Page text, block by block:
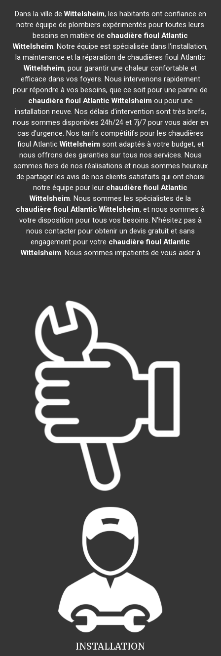
Dans la ville de Wittelsheim, les habitants ont confiance en
notre équipe de plombiers expérimentés pour toutes leurs
besoins en matière de chaudière fioul Atlantic
Wittelsheim. Notre équipe est spécialisée dans l'installation,
la maintenance et la réparation de chaudières fioul Atlantic
Wittelsheim, pour garantir une chaleur confortable et
efficace dans vos foyers. Nous intervenons rapidement
pour répondre à vos besoins, que ce soit pour une panne de
chaudière fioul Atlantic Wittelsheim ou pour une
installation neuve. Nos délais d'intervention sont très brefs,
nous sommes disponibles 24h/24 et 7j/7 pour vous aider en
cas d'urgence. Nos tarifs compétitifs pour les chaudières
fioul Atlantic Wittelsheim sont adaptés à votre budget, et
nous offrons des garanties sur tous nos services. Nous
sommes fiers de nos réalisations et nous sommes heureux
de partager les avis de nos clients satisfaits qui ont choisi
notre équipe pour leur chaudière fioul Atlantic
Wittelsheim. Nous sommes les spécialistes de la
chaudière fioul Atlantic Wittelsheim, et nous sommes à
votre disposition pour tous vos besoins. N'hésitez pas à
nous contacter pour obtenir un devis gratuit et sans
engagement pour votre chaudière fioul Atlantic
Wittelsheim. Nous sommes impatients de vous aider à
INSTALLATION